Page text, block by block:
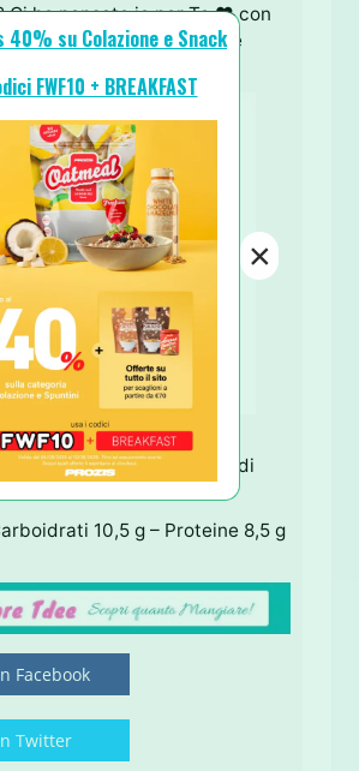
Ci ho pensato io per Te ♥ con
Proteiche"(disponibile
cartacea).
per 1 fetta senza gocce di
10,5 g – Proteine 8,5 g
Facebook
Twitter
40% su Colazione e Snack
FWF10 + BREAKFAST
×